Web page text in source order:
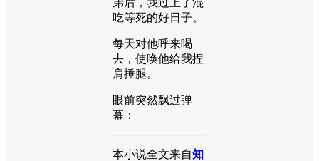
吃等死的好日子。
每天对他呼来喝
去，使唤他给我捏
肩捶腿。
眼前突然飘过弹
幕：
本小说全文来自知